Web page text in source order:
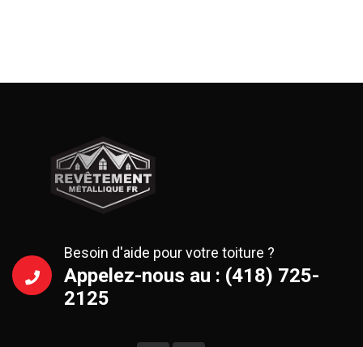
Besoin d'aide pour votre toiture ?
Appelez-nous au : (418) 725-
2125